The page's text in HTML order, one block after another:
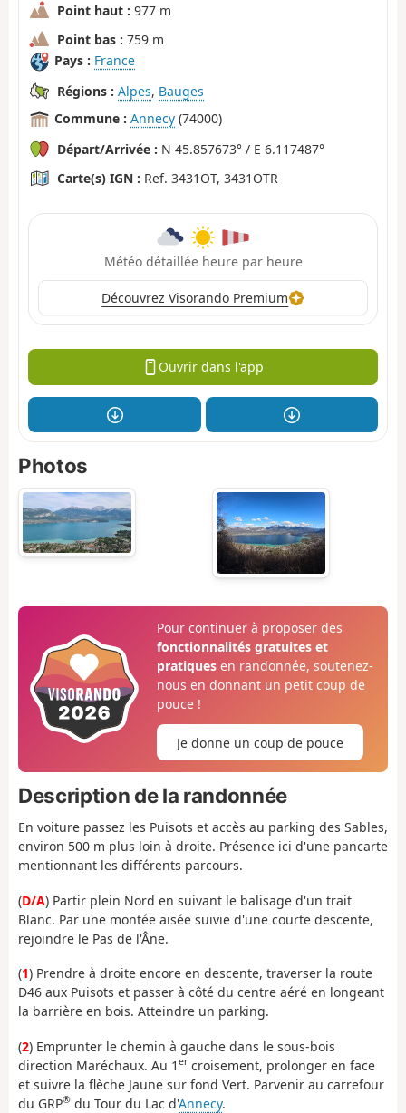
Point haut : 977 m
Point bas : 759 m
Pays : France
Régions : Alpes, Bauges
Commune : Annecy (74000)
Départ/Arrivée : N 45.857673° / E 6.117487°
Carte(s) IGN : Ref. 3431OT, 3431OTR
Météo détaillée heure par heure
Découvrez Visorando Premium
Ouvrir dans l'app
Photos
Pour continuer à proposer des
fonctionnalités gratuites et
pratiquesen randonnée, soutenez-
nous en donnant un petit coup de
pouce !
Je donne un coup de pouce
Description de la randonnée
En voiture passez les Puisots et accès au parking des Sables,
environ 500 m plus loin à droite. Présence ici d'une pancarte
mentionnant les différents parcours.
(D/A) Partir plein Nord en suivant le balisage d'un trait
Blanc. Par une montée aisée suivie d'une courte descente,
rejoindre le Pas de l'Âne.
(1) Prendre à droite encore en descente, traverser la route
D46 aux Puisots et passer à côté du centre aéré en longeant
la barrière en bois. Atteindre un parking.
(2) Emprunter le chemin à gauche dans le sous-bois
direction Maréchaux. Au 1 er croisement, prolonger en face
et suivre la flèche Jaune sur fond Vert. Parvenir au carrefour
du GRP® du Tour du Lac d'Annecy.